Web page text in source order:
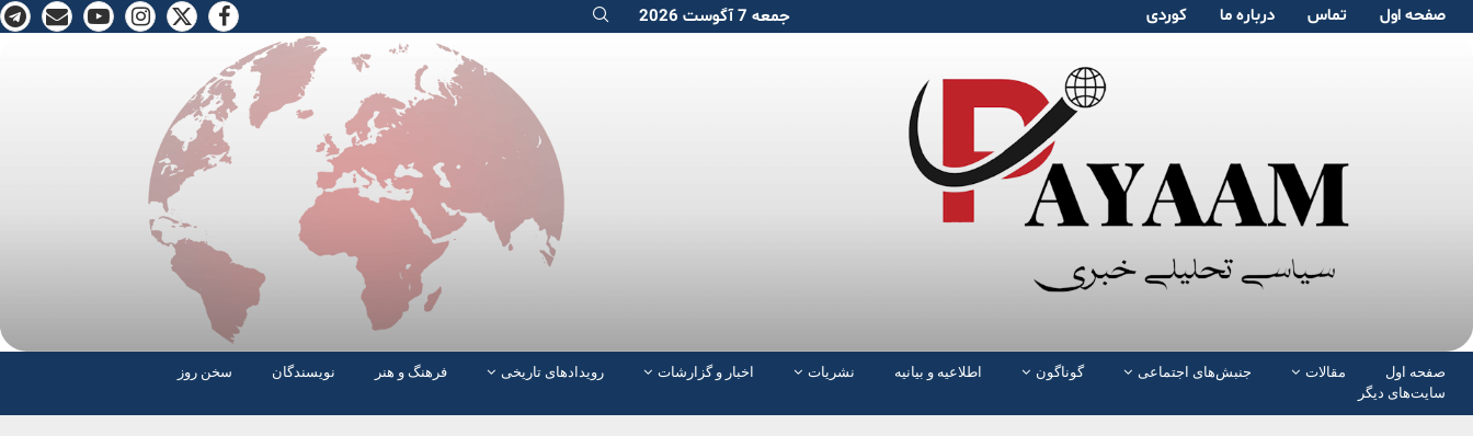
صفحە اول تماس دربارە ما کوردی جمعه 7 آگوست 2026
صفحە اول مقالات جنبش‌های اجتماعی گوناگون اطلاعیه و بیانیه نشریات اخبار و گزارشات رویدادهای تاریخی فرهنگ و هنر نویسندگان
سخن روز
سایت‌های دیگر